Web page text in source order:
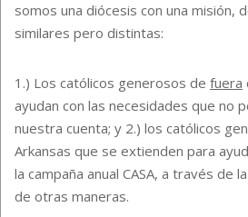
somos una diócesis con una misión,
similares pero distintas:
1.) Los católicos generosos de fuera
ayudan con las necesidades que no
nuestra cuenta; y 2.) los católicos
Arkansas que se extienden para
la campaña anual CASA, a través de
de otras maneras.